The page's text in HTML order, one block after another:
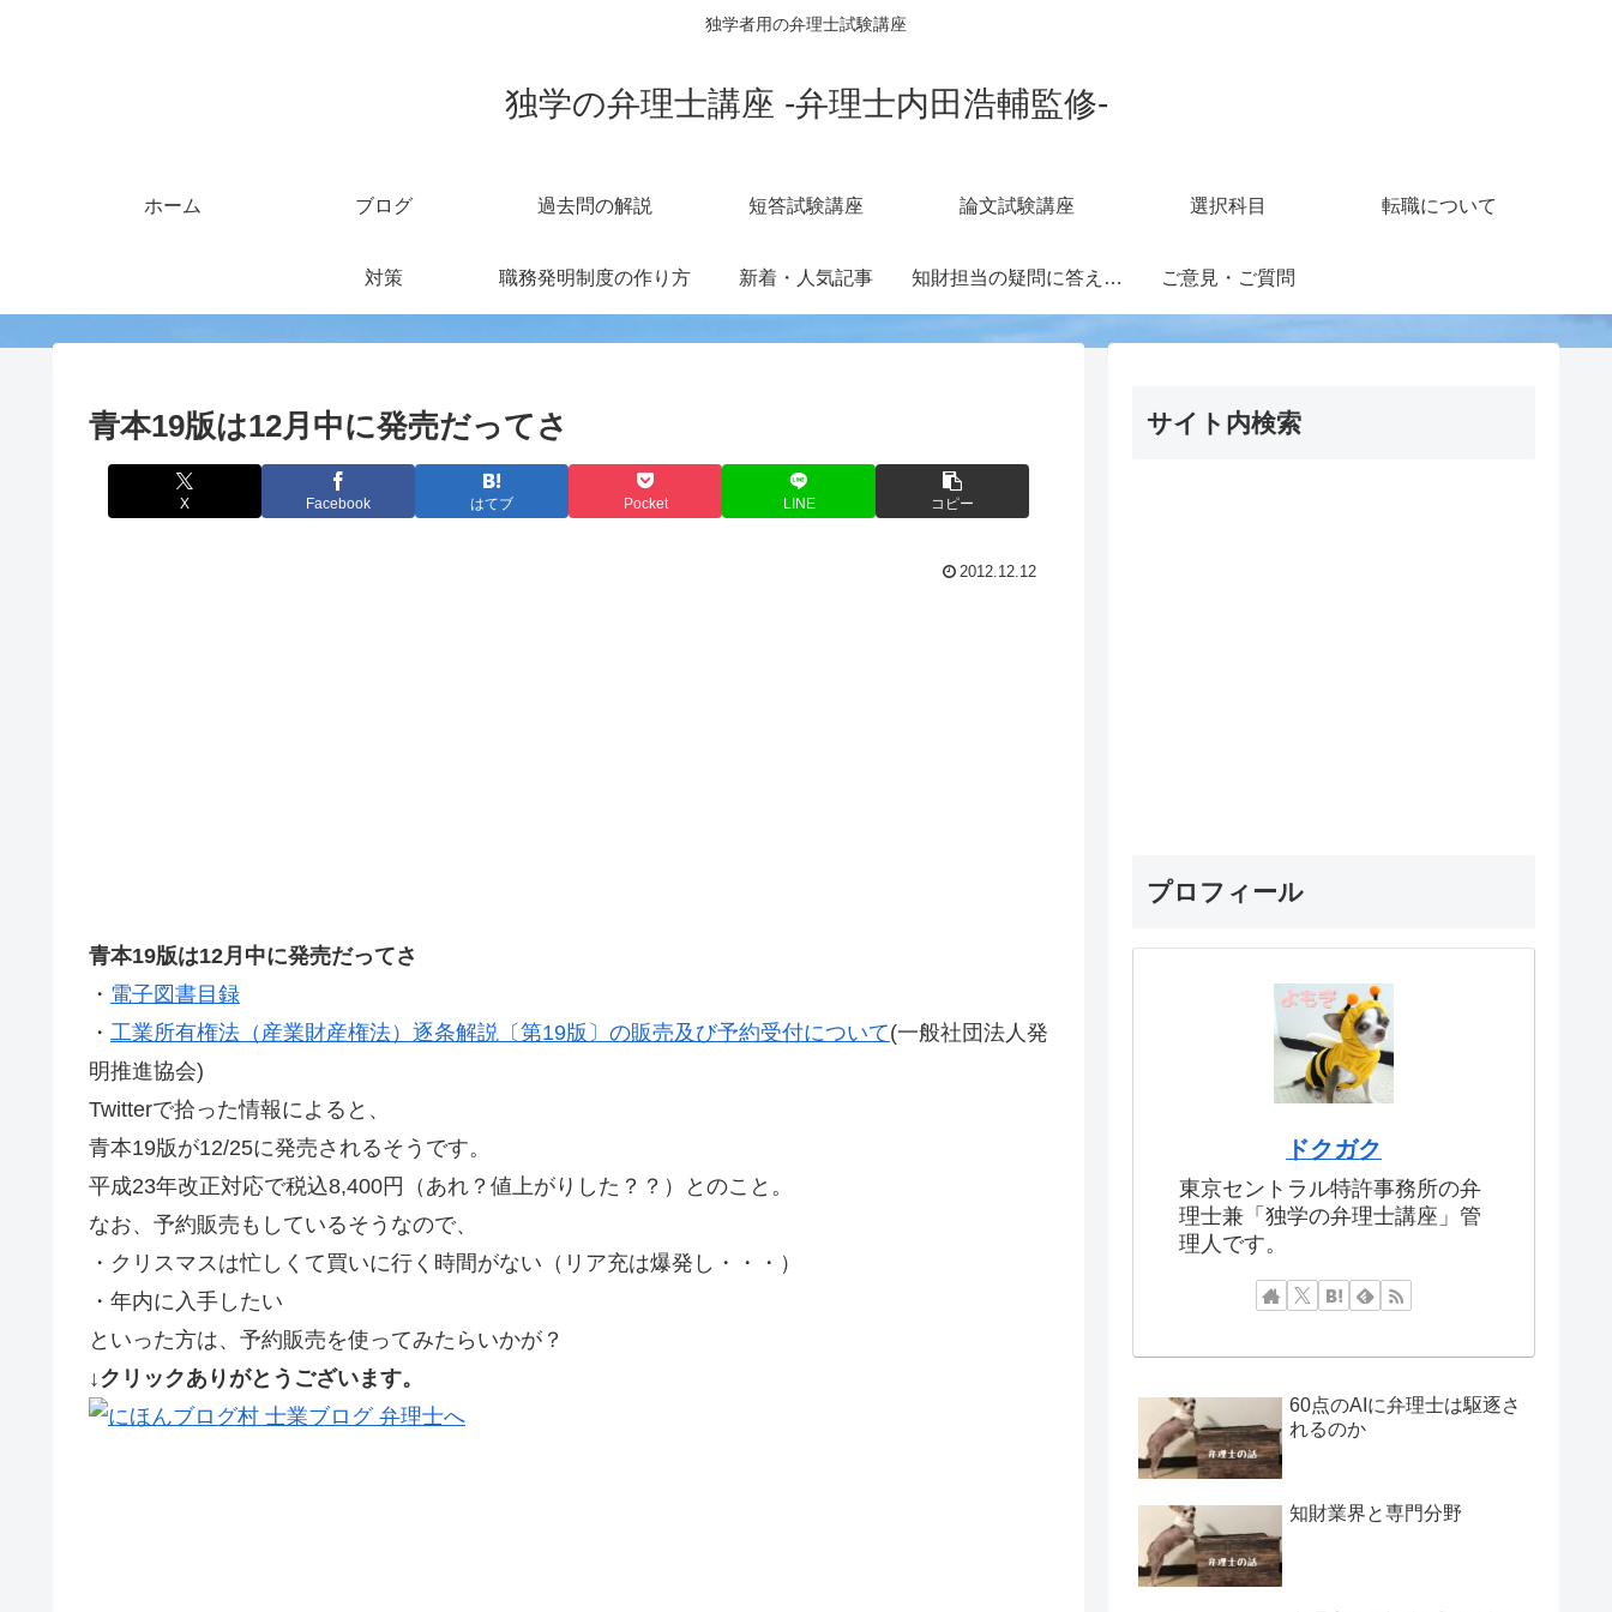
独学者用の弁理士試験講座
独学の弁理士講座 -弁理士内田浩輔監修-
ホーム ブログ 過去問の解説 短答試験講座 論文試験講座 選択科目 転職について
対策 職務発明制度の作り方 新着・人気記事 知財担当の疑問に答えるフォーラム ご意見・ご質問
青本19版は12月中に発売だってさ
X Facebook はてブ Pocket LINE コピー
2012.12.12
青本19版は12月中に発売だってさ
・ 電子図書目録
・ 工業所有権法（産業財産権法）逐条解説〔第19版〕の販売及び予約受付について(一般社団法人発
明推進協会)
Twitterで拾った情報によると、
青本19版が12/25に発売されるそうです。
平成23年改正対応で税込8,400円（あれ？値上がりした？？）とのこと。
なお、予約販売もしているそうなので、
・クリスマスは忙しくて買いに行く時間がない（リア充は爆発し・・・）
・年内に入手したい
といった方は、予約販売を使ってみたらいかが？
↓クリックありがとうございます。
サイト内検索
プロフィール
ドクガク
東京セントラル特許事務所の弁
理士兼「独学の弁理士講座」管
理人です。
60点のAIに弁理士は駆逐さ
れるのか
知財業界と専門分野